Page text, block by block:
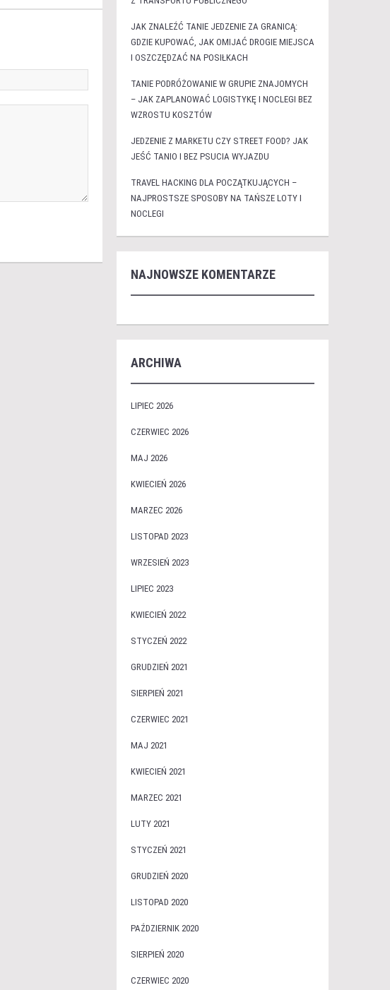
JAK ZNALEŹĆ TANIE JEDZENIE ZA GRANICĄ:
GDZIE KUPOWAĆ, JAK OMIJAĆ DROGIE MIEJSCA
I OSZCZĘDZAĆ NA POSIŁKACH
TANIE PODRÓŻOWANIE W GRUPIE ZNAJOMYCH
– JAK ZAPLANOWAĆ LOGISTYKĘ I NOCLEGI BEZ
WZROSTU KOSZTÓW
JEDZENIE Z MARKETU CZY STREET FOOD? JAK
JEŚĆ TANIO I BEZ PSUCIA WYJAZDU
TRAVEL HACKING DLA POCZĄTKUJĄCYCH –
NAJPROSTSZE SPOSOBY NA TAŃSZE LOTY I
NOCLEGI
NAJNOWSZE KOMENTARZE
ARCHIWA
LIPIEC 2026
CZERWIEC 2026
MAJ 2026
KWIECIEŃ 2026
MARZEC 2026
LISTOPAD 2023
WRZESIEŃ 2023
LIPIEC 2023
KWIECIEŃ 2022
STYCZEŃ 2022
GRUDZIEŃ 2021
SIERPIEŃ 2021
CZERWIEC 2021
MAJ 2021
KWIECIEŃ 2021
MARZEC 2021
LUTY 2021
STYCZEŃ 2021
GRUDZIEŃ 2020
LISTOPAD 2020
PAŹDZIERNIK 2020
SIERPIEŃ 2020
CZERWIEC 2020